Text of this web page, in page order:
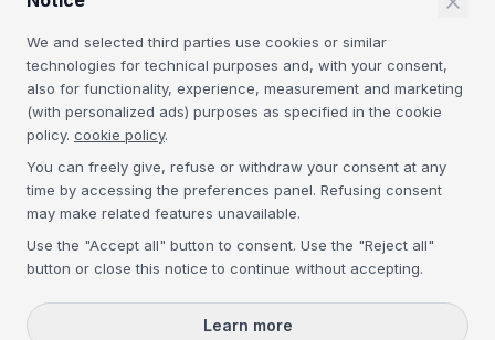
IT security insights and MSP news.
Subscribe
By subscribing you agree to our Privacy Policy
Acronis Platinum 3CX Platinum NIS2 GDPR
©2026Kubee S.r.l. — P.IVA IT04134300271 — REA VE-368395 — Cap.
Soc. € 50.000 i.v. — All rights reserved.
We and selected third parties use cookies or similar
technologies for technical purposes and, with your consent,
also for functionality, experience, measurement and marketing
(with personalized ads) purposes as specified in the cookie
policy. cookie policy.
You can freely give, refuse or withdraw your consent at any
time by accessing the preferences panel. Refusing consent
may make related features unavailable.
Use the "Accept all" button to consent. Use the "Reject all"
button or close this notice to continue without accepting.
Learn more